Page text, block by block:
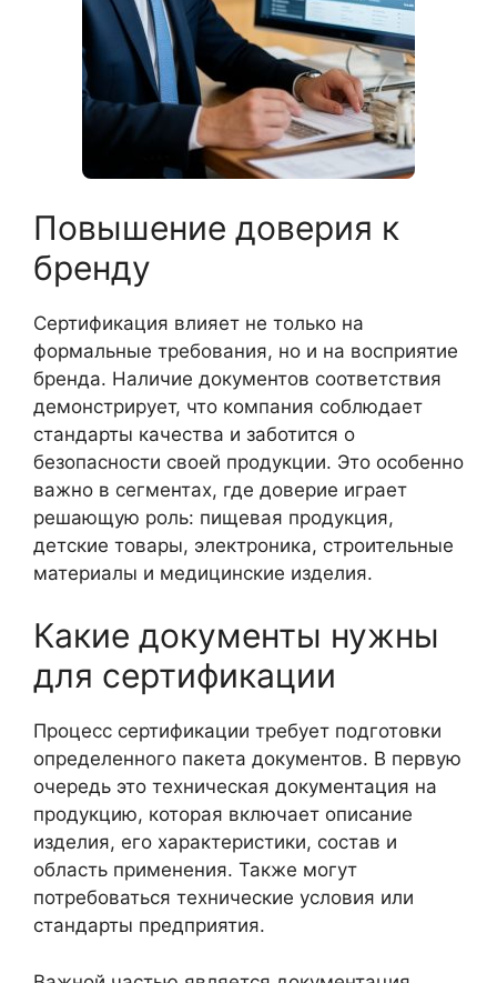
Повышение доверия к
бренду
Сертификация влияет не только на
формальные требования, но и на восприятие
бренда. Наличие документов соответствия
демонстрирует, что компания соблюдает
стандарты качества и заботится о
безопасности своей продукции. Это особенно
важно в сегментах, где доверие играет
решающую роль: пищевая продукция,
детские товары, электроника, строительные
материалы и медицинские изделия.
Какие документы нужны
для сертификации
Процесс сертификации требует подготовки
определенного пакета документов. В первую
очередь это техническая документация на
продукцию, которая включает описание
изделия, его характеристики, состав и
область применения. Также могут
потребоваться технические условия или
стандарты предприятия.